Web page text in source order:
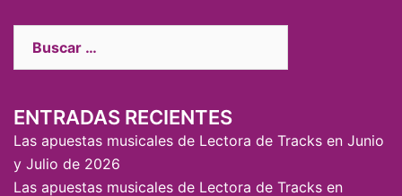
ENTRADAS RECIENTES
Las apuestas musicales de Lectora de Tracks en Junio
y Julio de 2026
Las apuestas musicales de Lectora de Tracks en